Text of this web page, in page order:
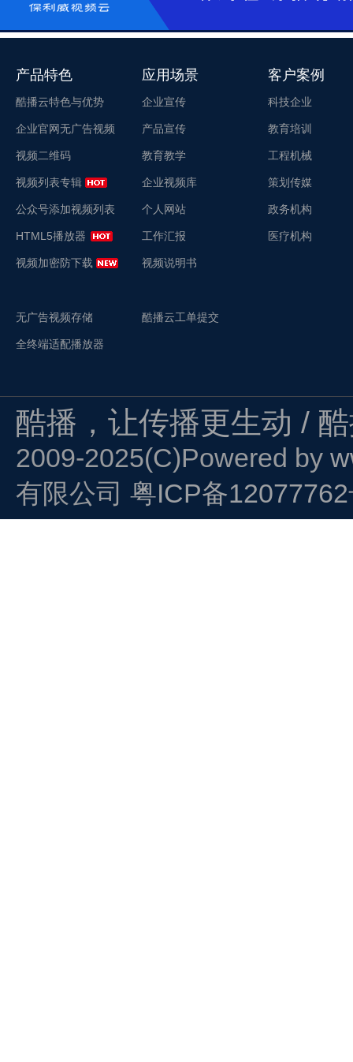
产品特色
酷播云特色与优势
企业官网无广告视频
视频二维码
视频列表专辑
公众号添加视频列表
HTML5播放器
视频加密防下载
无广告视频存储
全终端适配播放器
应用场景
企业宣传
产品宣传
教育教学
企业视频库
个人网站
工作汇报
视频说明书
酷播云工单提交
客户案例
科技企业
教育培训
工程机械
策划传媒
政务机构
医疗机构
酷播，让传播更生动 /
2009-2025(C)Powered by
有限公司 粤ICP备